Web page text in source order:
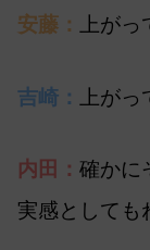
安藤： 上が
吉崎： 上がっ
内田： 確かに
実感としても